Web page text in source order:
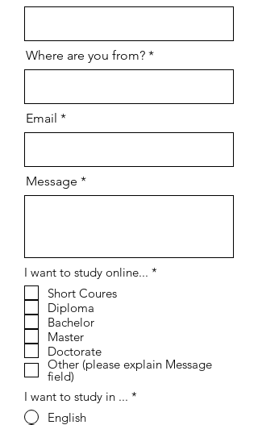
Where are you from?
Email
Message
I want to study online... *
Short Coures
Diploma
Bachelor
Master
Doctorate
Other (please explain Message
field)
I want to study in ... *
English